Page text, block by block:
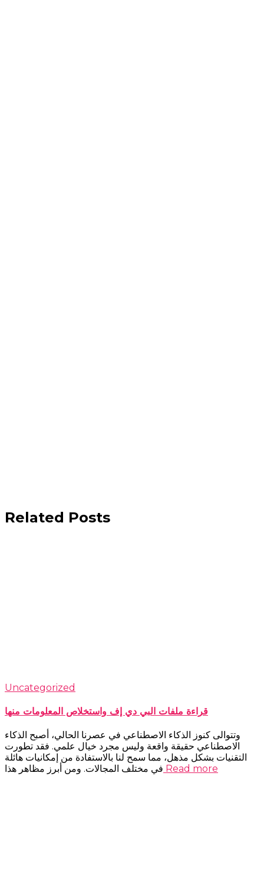
Related Posts
Uncategorized
قراءة ملفات البي دي إف واستخلاص المعلومات منها
وتتوالى كنوز الذكاء الاصطناعي في عصرنا الحالي، أصبح الذكاء
الاصطناعي حقيقة واقعة وليس مجرد خيال علمي. فقد تطورت
التقنيات بشكل مذهل، مما سمح لنا بالاستفادة من إمكانيات هائلة
في مختلف المجالات. ومن أبرز مظاهر هذا Read more